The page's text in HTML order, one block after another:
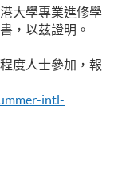
大學專業進修學
，以茲證明。
度人士參加，報
intl-